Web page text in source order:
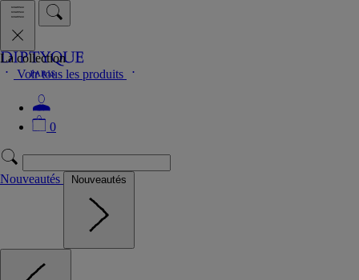
0
Nouveautés Nouveautés
La collection
Voir tous les produits